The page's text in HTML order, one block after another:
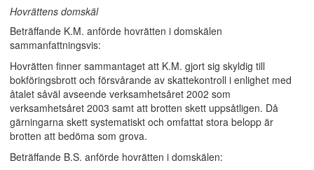
Hovrättens domskäl
Beträffande K.M. anförde hovrätten i domskälen
sammanfattningsvis:
Hovrätten finner sammantaget att K.M. gjort sig skyldig till
bokföringsbrott och försvårande av skattekontroll i enlighet med
åtalet såväl avseende verksamhetsåret 2002 som
verksamhetsåret 2003 samt att brotten skett uppsåtligen. Då
gärningarna skett systematiskt och omfattat stora belopp är
brotten att bedöma som grova.
Beträffande B.S. anförde hovrätten i domskälen: